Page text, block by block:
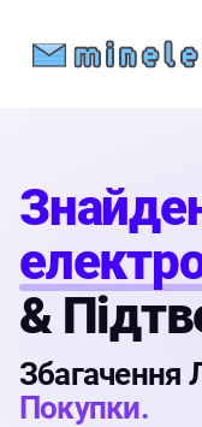
&
Збагачення
Покупки.